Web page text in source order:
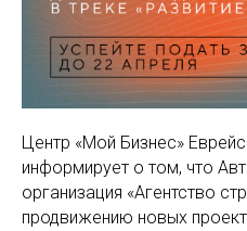
Центр «Мой Бизнес»
информирует о том, что
организация «Агентство
продвижению новых